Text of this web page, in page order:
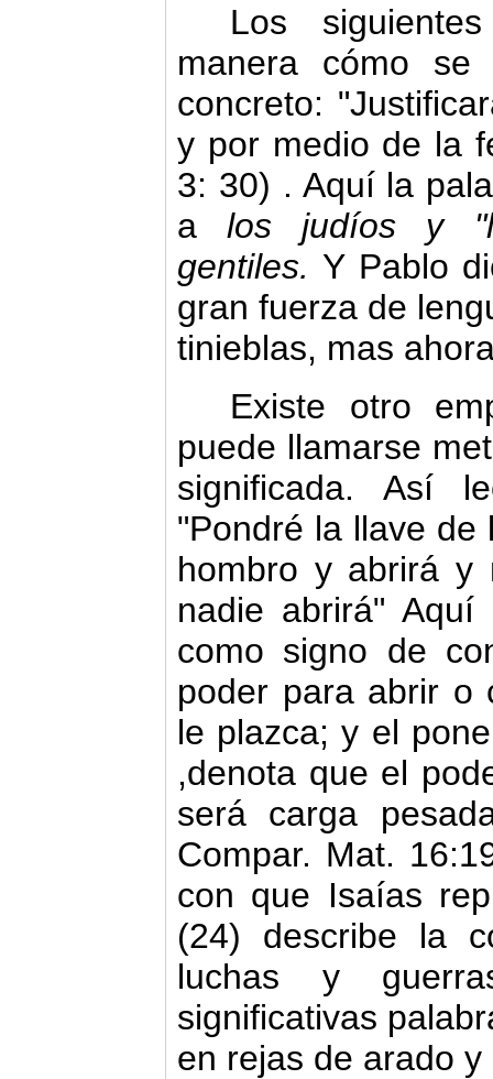
Los
manera cómo
concreto:
y por medio de la
3: 30) . Aquí la
alos judíos y
gentiles. Y Pablo
gran fuerza de
tinieblas, mas
Existe otro
puede llamarse
significada. Así
"Pondré la llave
hombro y abrirá y
nadie abrirá"
como signo de
poder para abrir o
le plazca; y el
,denota que el
será carga
Compar. Mat.
con que Isaías
(24) describe la
luchas y
significativas
en rejas de arado